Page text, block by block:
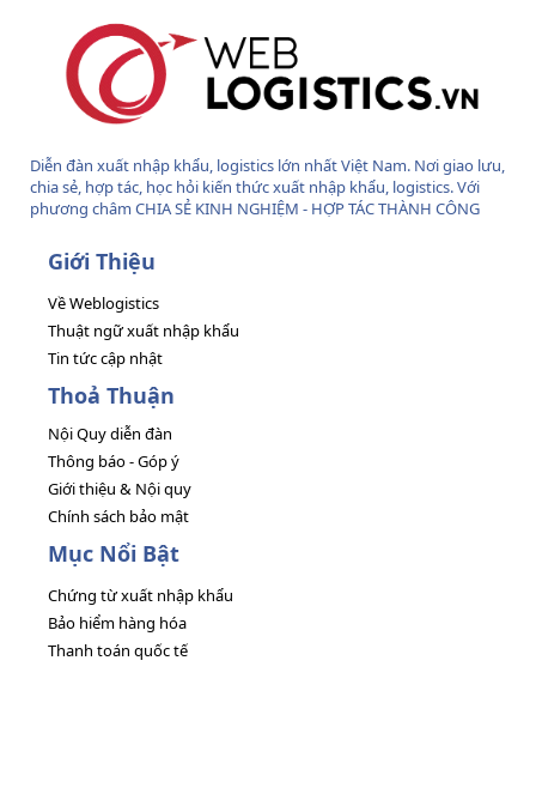
Diễn đàn xuất nhập khẩu, logistics lớn nhất Việt Nam. Nơi giao lưu,
chia sẻ, hợp tác, học hỏi kiến thức xuất nhập khẩu, logistics. Với
phương châm CHIA SẺ KINH NGHIỆM - HỢP TÁC THÀNH CÔNG
Giới Thiệu
Về Weblogistics
Thuật ngữ xuất nhập khẩu
Tin tức cập nhật
Thoả Thuận
Nội Quy diễn đàn
Thông báo - Góp ý
Giới thiệu & Nội quy
Chính sách bảo mật
Mục Nổi Bật
Chứng từ xuất nhập khẩu
Bảo hiểm hàng hóa
Thanh toán quốc tế